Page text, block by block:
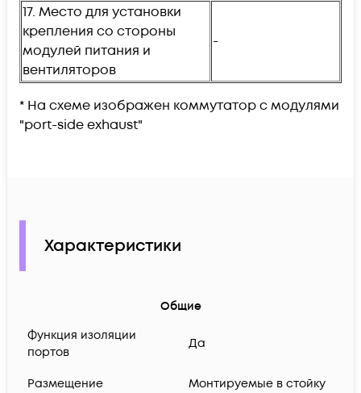
17. Место для установки
крепления со стороны
модулей питания и
вентиляторов
-
* На схеме изображен коммутатор с модулями
"port-side exhaust"
Характеристики
Общие
Функция изоляции
портов
Да
Размещение Монтируемые в стойку